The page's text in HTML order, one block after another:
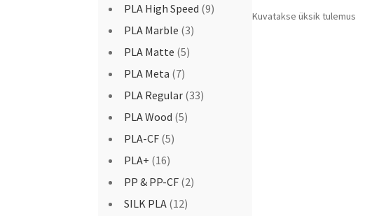
PLA High Speed (9)
PLA Marble (3)
PLA Matte (5)
PLA Meta (7)
PLA Regular (33)
PLA Wood (5)
PLA-CF (5)
PLA+ (16)
PP & PP-CF (2)
SILK PLA (12)
Kuvatakse üksik tulemus